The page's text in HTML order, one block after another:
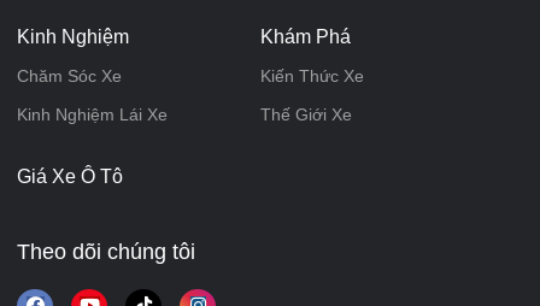
Kinh Nghiệm
Chăm Sóc Xe
Kinh Nghiệm Lái Xe
Khám Phá
Kiến Thức Xe
Thế Giới Xe
Giá Xe Ô Tô
Theo dõi chúng tôi